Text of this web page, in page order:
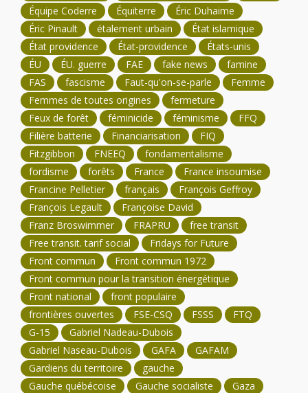
Équipe Coderre
Équiterre
Éric Duhaime
Éric Pinault
étalement urbain
État islamique
État providence
État-providence
États-unis
ÉU
ÉU. guerre FAE fake news
famine
FAS
fascisme Faut-qu'on-se-parle
Femme
Femmes de toutes origines
fermeture
Feux de forêt
féminicide féminisme
FFQ
Filière batterie
Financiarisation
FIQ
Fitzgibbon
FNEEQ
fondamentalisme
fordisme
forêts France
France insoumise
Francine Pelletier
français
François Geffroy
François Legault
Françoise David
Franz Broswimmer
FRAPRU
free transit
Free transit. tarif social
Fridays for Future
Front commun
Front commun 1972
Front commun pour la transition énergétique
Front national
front populaire
frontières ouvertes
FSE-CSQ FSSS
FTQ
G-15
Gabriel Nadeau-Dubois
Gabriel Naseau-Dubois
GAFA
GAFAM
Gardiens du territoire
gauche
Gauche québécoise
Gauche socialiste
Gaza